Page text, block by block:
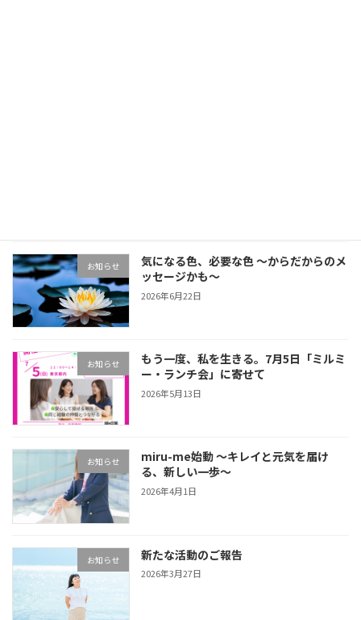
お知らせ
気になる色、必要な色 〜からだからのメ
ッセージかも〜
2026年6月22日
お知らせ
もう一度、私を生きる。7月5日「ミルミ
ー・ランチ会」に寄せて
2026年5月13日
お知らせ
miru-me始動 〜キレイと元気を届け
る、新しい一歩〜
2026年4月1日
お知らせ 新たな活動のご報告
2026年3月27日